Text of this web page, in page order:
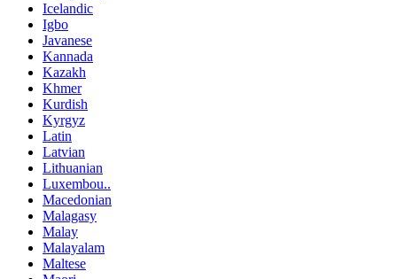
Icelandic
Igbo
Javanese
Kannada
Kazakh
Khmer
Kurdish
Kyrgyz
Latin
Latvian
Lithuanian
Luxembou..
Macedonian
Malagasy
Malay
Malayalam
Maltese